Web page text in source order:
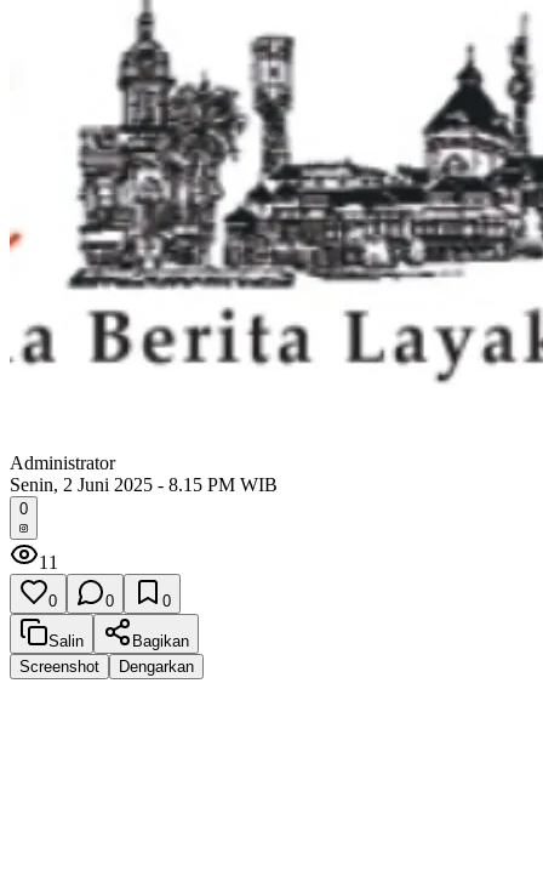
Administrator
Senin, 2 Juni 2025 - 8.15 PM WIB
0
11
0 0 0
Salin
Bagikan
Screenshot
Dengarkan